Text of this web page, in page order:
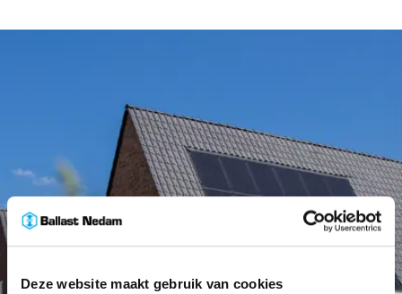
Deze website maakt gebruik van cookies